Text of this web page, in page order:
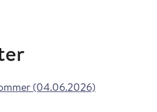
(04.06.2026)i